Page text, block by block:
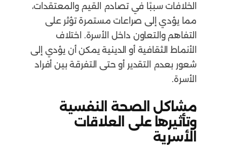
الخلافات سببًا في تصادم القيم والمعتقدات،
مما يؤدي إلى صراعات مستمرة تؤثر على
التفاهم والتعاون داخل الأسرة. اختلاف
الأنماط الثقافية أو الدينية يمكن أن يؤدي إلى
شعور بعدم التقدير أو حتى التفرقة بين أفراد
الأسرة.
مشاكل الصحة النفسية
وتأثيرها على العلاقات
الأسرية